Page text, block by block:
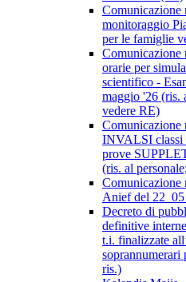
monitoraggio
per le famiglie
orarie per
scientifico -
maggio '26 (ris.
vedere RE)
Comunicazione
INVALSI classi
prove
(ris. al
Comunicazione
Anief del
Decreto di
definitive
t.i. finalizzate
soprannumerari
ris.)